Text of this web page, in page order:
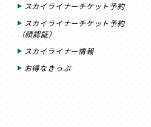
スカイライナーチケット予約
スカイライナーチケット予約
（顔認証）
スカイライナー情報
お得なきっぷ